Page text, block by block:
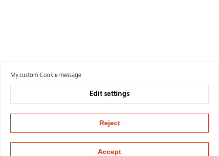
My custom Cookie message
Edit settings
Reject
Accept